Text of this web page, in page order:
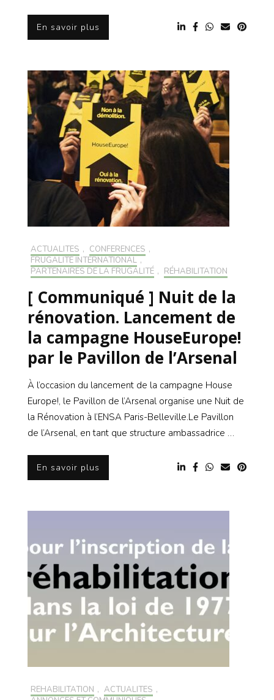
En savoir plus
ACTUALITÉS , CONFÉRENCES ,
FRUGALITÉ INTERNATIONAL ,
PARTENAIRES DE LA FRUGALITÉ , RÉHABILITATION
[ Communiqué ] Nuit de la
rénovation. Lancement de
la campagne HouseEurope!
par le Pavillon de l’Arsenal
À l’occasion du lancement de la campagne House
Europe!, le Pavillon de l’Arsenal organise une Nuit de
la Rénovation à l’ENSA Paris-Belleville.Le Pavillon
de l’Arsenal, en tant que structure ambassadrice …
En savoir plus
RÉHABILITATION , ACTUALITÉS ,